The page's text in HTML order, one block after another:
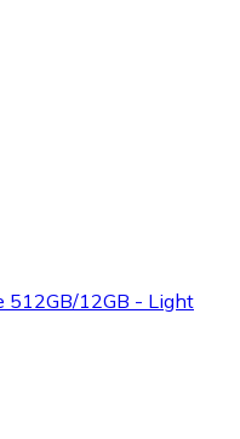
512GB/12GB - Light